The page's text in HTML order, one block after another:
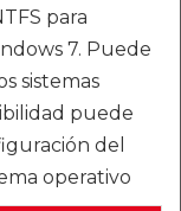
para
7. Puede
sistemas
puede
del
operativo